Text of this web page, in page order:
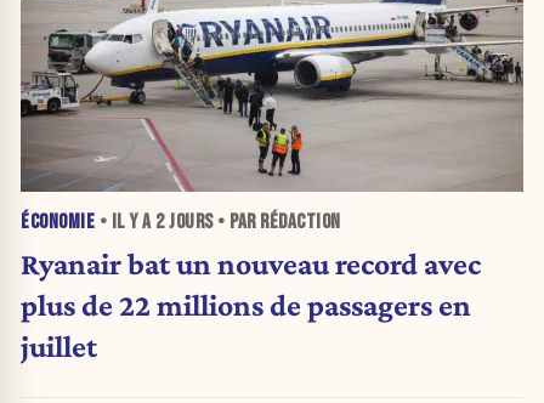
ÉCONOMIE • IL Y A 2 JOURS• PAR RÉDACTION
Ryanair bat un nouveau record avec
plus de 22 millions de passagers en
juillet